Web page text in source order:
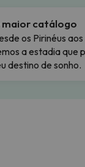
maior catálogo
os Pirinéus
a estadia que
destino de sonho.